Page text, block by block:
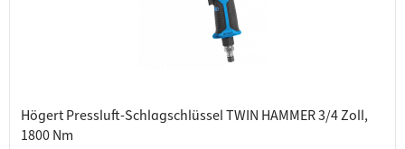
Högert Pressluft-Schlagschlüssel TWIN HAMMER 3/4 Zoll,
1800 Nm